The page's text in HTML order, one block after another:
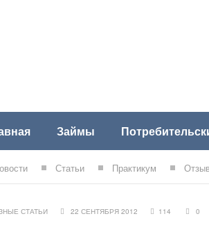
Займы
Статьи Практикум
СТАТЬИ 22 СЕНТЯБРЯ 2012 114 0